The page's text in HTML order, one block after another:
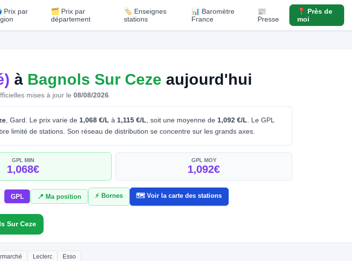
Prix par
🗂️ Prix par
département
🏷️ Enseignes
stations
📊 Baromètre
France
📰
Presse
📍 Près de
moi
à Bagnols Sur Ceze aujourd'hui
mises à jour le 08/08/2026
, Gard. Le prix varie de 1,068 €/L à 1,115 €/L , soit une moyenne de 1,092 €/L . Le GPL
limité de stations. Son réseau de distribution se concentre sur les grands axes.
GPL MIN
1,068€
GPL MOY
1,092€
GPL 📍 Ma position ⚡ Bornes 🗺️ Voir la carte des stations
Sur Ceze
Leclerc Esso